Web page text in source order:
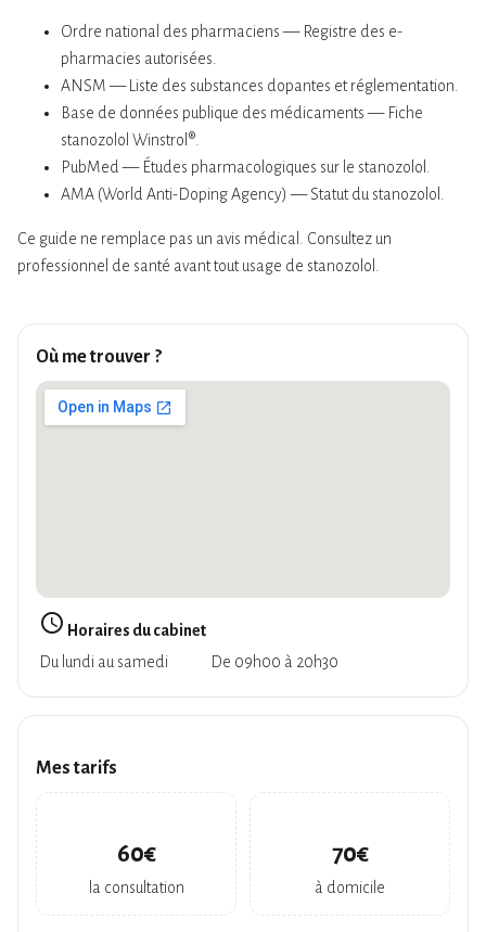
Ordre national des pharmaciens — Registre des e-
pharmacies autorisées.
ANSM — Liste des substances dopantes et réglementation.
Base de données publique des médicaments — Fiche
stanozolol Winstrol®.
PubMed — Études pharmacologiques sur le stanozolol.
AMA (World Anti-Doping Agency) — Statut du stanozolol.
Ce guide ne remplace pas un avis médical. Consultez un
professionnel de santé avant tout usage de stanozolol.
Où me trouver ?
query_builder Horaires du cabinet
Du lundi au samedi
De 09h00 à 20h30
Mes tarifs
60€
la consultation
70€
à domicile